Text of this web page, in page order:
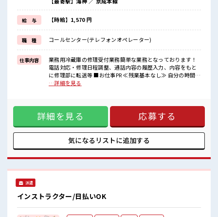
≪髪色自由で自分らしく働く≫
明るすぎたり奇抜でなければ基本的に自由！
(規定有)≪未経験でも活躍できる≫
新しいことにチャレンジするのは不安だけど、
しっかり働く環境が整っています！
イチからスキルUP・ステップUP目指していきましょう！
≪収入アップを目指せる≫
高時給だらけの派遣のお仕事です！
■職場の雰囲気
女性が多めの職場です♪
派手すぎなければ多少のヘアカラーもOKなのはウレシイPoint☆
給 与 【時給】1,570 円
職 種 コールセンター(テレフォンオペレーター)
仕事内容
業務用冷蔵庫の修理受付業務簡単な業務となっております！
電話対応・修理日程調整、通話内容の履歴入力、内容をもと
に修理部に転送等 ■お仕事PR ≪残業基本なし≫ 自分の時間を
しっかり確保できる、 残業基本ナシのお仕事♪ オンとオフを
く働く≫ 明るすぎたり奇抜でなければ基本的に自由！ (規定
有)≪未経験でも活躍できる≫ 新しいことにチャレンジするの
は不安だけど、 しっかり働く環境が整っています！ イチから
スキルUP・ステップUP目指していきましょう！ ≪収入アッ
プを目指せる≫ 高時給だらけの派遣のお仕事です！ ■職場の
雰囲気 女性が多めの職場です♪ “コジンマリ”が好きな方にも
カラーもOKなのはウレシイPoint☆
…詳細を見る
詳細を見る 応募する
気になるリストに追加する
派遣
インストラクター/日払いOK